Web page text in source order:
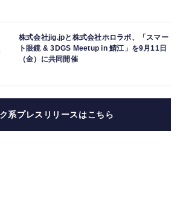
株式会社jig.jpと株式会社ホロラボ、「スマー
ト眼鏡 & 3DGS Meetup in 鯖江」を9月11日
（金）に共同開催
系プレスリリースはこちら